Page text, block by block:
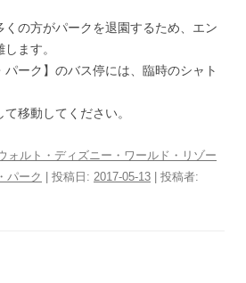
くの方がパークを退園するため、エン
ます。
パーク】のバス停には、臨時のシャト
移動してください。
ォルト・ディズニー・ワールド・リゾー
パーク | 投稿日: 2017-05-13
投稿者: